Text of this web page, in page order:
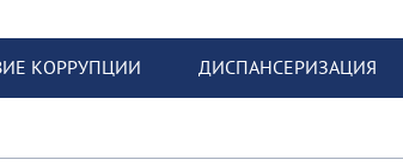
КОРРУПЦИИ ДИСПАНСЕРИЗАЦИЯ